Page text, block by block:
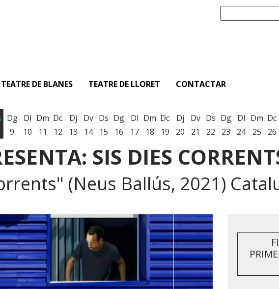
TEATRE DE BLANES TEATRE DE LLORET CONTACTAR
Dg
9
Dl
10
Dm
11
Dc
12
Dj
13
Dv
14
Ds
15
Dg
16
Dl
17
Dm
18
Dc
19
Dj
20
Dv
21
Ds
22
Dg
23
Dl
24
Dm
25
Dc
26
SIS DIES
(Neus Ballús, 2021)